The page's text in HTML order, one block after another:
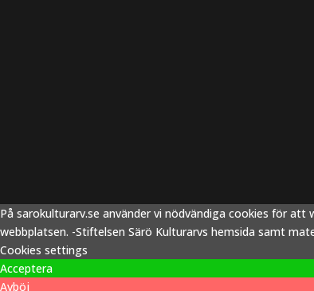
På sarokulturarv.se använder vi nödvändiga cookies för
webbplatsen. -Stiftelsen Särö Kulturarvs hemsida samt
Cookies settings
Acceptera
Avböj